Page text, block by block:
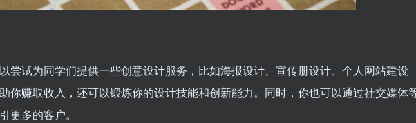
尝试为同学们提供一些创意设计服务，比如海报设计、宣传册设计、个人网站建设
你赚取收入，还可以锻炼你的设计技能和创新能力。同时，你也可以通过社交媒体
更多的客户。